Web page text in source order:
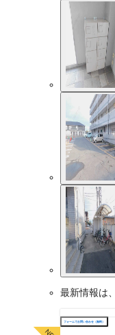
最新情報は
フォームでお問い合わせ（無料）